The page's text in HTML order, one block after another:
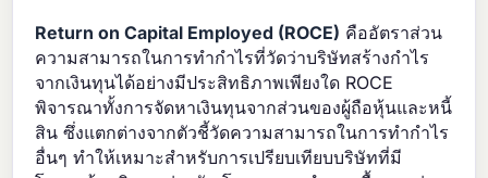
Return on Capital Employed (ROCE) คืออัตราส่วน
ความสามารถในการทำกำไรที่วัดว่าบริษัทสร้างกำไร
จากเงินทุนได้อย่างมีประสิทธิภาพเพียงใด ROCE
พิจารณาทั้งการจัดหาเงินทุนจากส่วนของผู้ถือหุ้นและหนี้
สิน ซึ่งแตกต่างจากตัวชี้วัดความสามารถในการทำกำไร
อื่นๆ ทำให้เหมาะสำหรับการเปรียบเทียบบริษัทที่มี